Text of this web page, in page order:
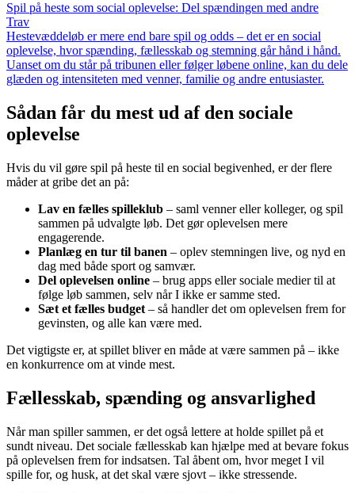
Spil på heste som social oplevelse: Del spændingen med andre
Trav
Hestevæddeløb er mere end bare spil og odds – det er en social
oplevelse, hvor spænding, fællesskab og stemning går hånd i hånd.
Uanset om du står på tribunen eller følger løbene online, kan du dele
glæden og intensiteten med venner, familie og andre entusiaster.
Sådan får du mest ud af den sociale
oplevelse
Hvis du vil gøre spil på heste til en social begivenhed, er der flere
måder at gribe det an på:
Lav en fælles spilleklub – saml venner eller kolleger, og spil
sammen på udvalgte løb. Det gør oplevelsen mere
engagerende.
Planlæg en tur til banen – oplev stemningen live, og nyd en
dag med både sport og samvær.
Del oplevelsen online – brug apps eller sociale medier til at
følge løb sammen, selv når I ikke er samme sted.
Sæt et fælles budget – så handler det om oplevelsen frem for
gevinsten, og alle kan være med.
Det vigtigste er, at spillet bliver en måde at være sammen på – ikke
en konkurrence om at vinde mest.
Fællesskab, spænding og ansvarlighed
Når man spiller sammen, er det også lettere at holde spillet på et
sundt niveau. Det sociale fællesskab kan hjælpe med at bevare fokus
på oplevelsen frem for indsatsen. Tal åbent om, hvor meget I vil
spille for, og husk, at det skal være sjovt – ikke stressende.